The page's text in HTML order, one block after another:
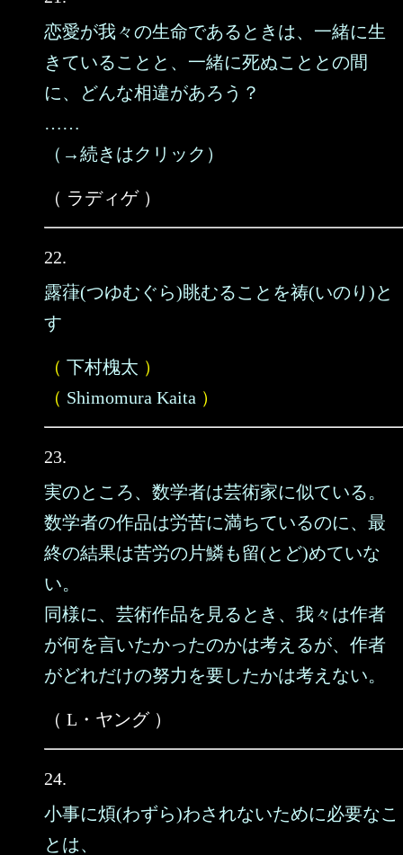
恋愛が我々の生命であるときは、一緒に生
きていることと、一緒に死ぬこととの間
に、どんな相違があろう？
……
（→続きはクリック）
（ ラディゲ ）
22.
露葎(つゆむぐら)眺むることを祷(いのり)と
す
（ 下村槐太 ）
（ Shimomura Kaita ）
23.
実のところ、数学者は芸術家に似ている。
数学者の作品は労苦に満ちているのに、最
終の結果は苦労の片鱗も留(とど)めていな
い。
同様に、芸術作品を見るとき、我々は作者
が何を言いたかったのかは考えるが、作者
がどれだけの努力を要したかは考えない。
（ L・ヤング ）
24.
小事に煩(わずら)わされないために必要なこ
とは、